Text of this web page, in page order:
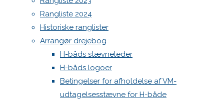
Rangliste 2024
Historiske ranglister
Arrangør drejebog
H-båds stævneleder
H-båds logoer
Betingelser for afholdelse af VM-
udtagelsesstævne for H-både
image
Skriv
et